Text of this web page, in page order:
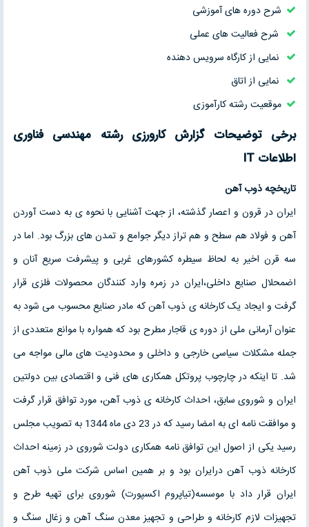
شرح دوره های آموزشی
شرح فعالیت های عملی
نمایی از کارگاه سرویس دهنده
نمایی از اتاق
موقعیت رشته کارآموزی
برخی توضیحات گزارش کارورزیرشته مهندسی فناوری
اطلاعات IT
تاریخچه ذوب آهن
ایران در قرون و اعصار گذشته، از جهت آشنایی با نحوه ی به دست آوردن
آهن و فولاد هم سطح و هم تراز دیگر جوامع و تمدن های بزرگ بود. اما در
سه قرن اخیر به لحاظ سیطره کشورهای غربی و پیشرفت سریع آنان و
اضمحلال صنایع داخلی،ایران در زمره وارد کنندگان محصولات فلزی قرار
گرفت و ایجاد یک کارخانه ی ذوب آهن که مادر صنایع محسوب می شود به
عنوان آرمانی ملی از دوره ی قاجار مطرح بود که همواره با موانع متعددی از
جمله مشکلات سیاسی خارجی و داخلی و محدودیت های مالی مواجه می
شد. تا اینکه در چارچوب پروتکل همکاری های فنی و اقتصادی بین دولتین
ایران و شوروی سابق، احداث کارخانه ی ذوب آهن، مورد توافق قرار گرفت
و موافقت نامه ای به امضا رسید که در 23 دی ماه 1344 به تصویب مجلس
رسید یکی از اصول این توافق نامه همکاری دولت شوروی در زمینه احداث
کارخانه ذوب آهن درایران بود و بر همین اساس شرکت ملی ذوب آهن
ایران قرار داد با موسسه(تیاپروم اکسپورت) شوروی برای تهیه طرح و
تجهیزات لازم کارخانه و طراحی و تجهیز معدن سنگ آهن و زغال سنگ و